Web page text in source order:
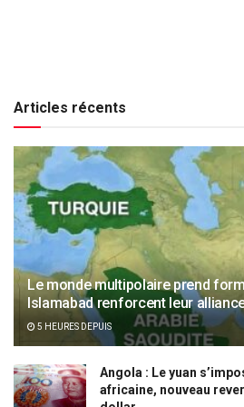
Articles récents
Le monde multipolaire prend
Islamabad renforcent leur
5 HEURES DEPUIS
Angola : Le yuan
africaine, nouveau